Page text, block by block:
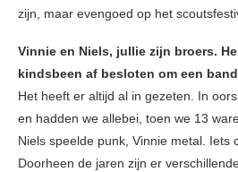
zijn, maar evengoed op het
Vinnie en Niels, jullie zijn broers.
kindsbeen af besloten om een
Het heeft er altijd al in gezeten. In
en hadden we allebei, toen we 13
Niels speelde punk, Vinnie metal. Iets
Doorheen de jaren zijn er